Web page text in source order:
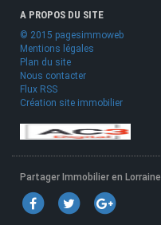
A PROPOS DU SITE
© 2015 pagesimmoweb
Mentions légales
Plan du site
Nous contacter
Flux RSS
Création site immobilier
Partager Immobilier en Lorraine